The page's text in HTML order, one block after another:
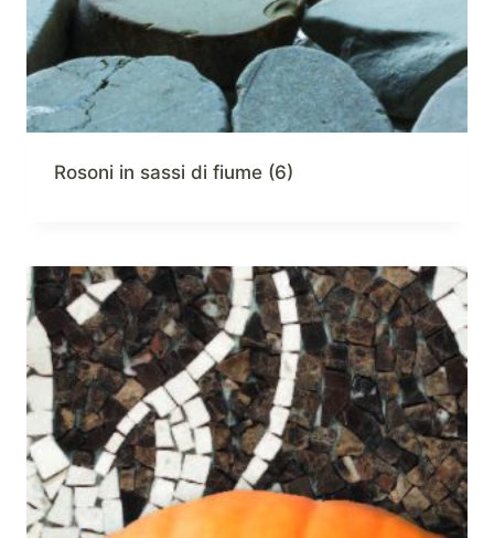
Rosoni in sassi di fiume (6)